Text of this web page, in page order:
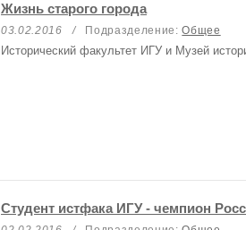
Жизнь старого города
03.02.2016 /Подразделение:Общее
Исторический факультет ИГУ и Музей
Студент истфака ИГУ - чемпион